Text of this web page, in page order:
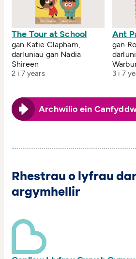
The Tour at School
gan Katie Clapham,
darluniau gan Nadia
Shireen
2 i 7 years
Ant
gan
3 i 7
Archwilio ein
Rhestrau o lyfrau
argymhellir